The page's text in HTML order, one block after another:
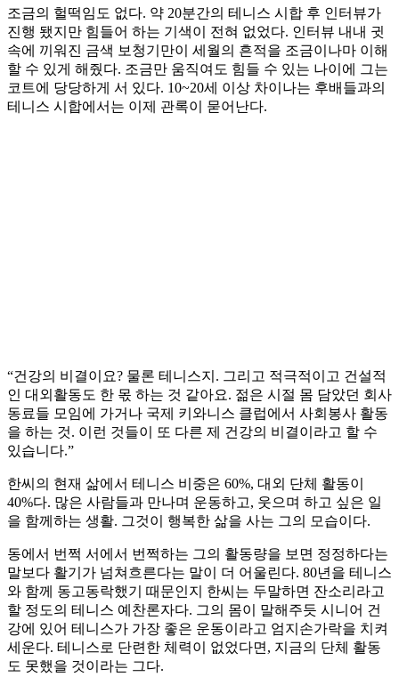
조금의 헐떡임도 없다. 약 20분간의 테니스 시합 후 인터뷰가
진행 됐지만 힘들어 하는 기색이 전혀 없었다. 인터뷰 내내 귓
속에 끼워진 금색 보청기만이 세월의 흔적을 조금이나마 이해
할 수 있게 해줬다. 조금만 움직여도 힘들 수 있는 나이에 그는
코트에 당당하게 서 있다. 10~20세 이상 차이나는 후배들과의
테니스 시합에서는 이제 관록이 묻어난다.
“건강의 비결이요? 물론 테니스지. 그리고 적극적이고 건설적
인 대외활동도 한 몫 하는 것 같아요. 젊은 시절 몸 담았던 회사
동료들 모임에 가거나 국제 키와니스 클럽에서 사회봉사 활동
을 하는 것. 이런 것들이 또 다른 제 건강의 비결이라고 할 수
있습니다.”
한씨의 현재 삶에서 테니스 비중은 60%, 대외 단체 활동이
40%다. 많은 사람들과 만나며 운동하고, 웃으며 하고 싶은 일
을 함께하는 생활. 그것이 행복한 삶을 사는 그의 모습이다.
동에서 번쩍 서에서 번쩍하는 그의 활동량을 보면 정정하다는
말보다 활기가 넘쳐흐른다는 말이 더 어울린다. 80년을 테니스
와 함께 동고동락했기 때문인지 한씨는 두말하면 잔소리라고
할 정도의 테니스 예찬론자다. 그의 몸이 말해주듯 시니어 건
강에 있어 테니스가 가장 좋은 운동이라고 엄지손가락을 치켜
세운다. 테니스로 단련한 체력이 없었다면, 지금의 단체 활동
도 못했을 것이라는 그다.